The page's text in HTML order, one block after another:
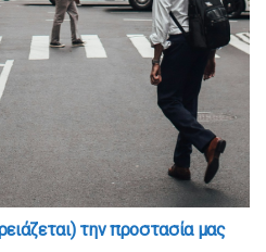
την προστασία μας